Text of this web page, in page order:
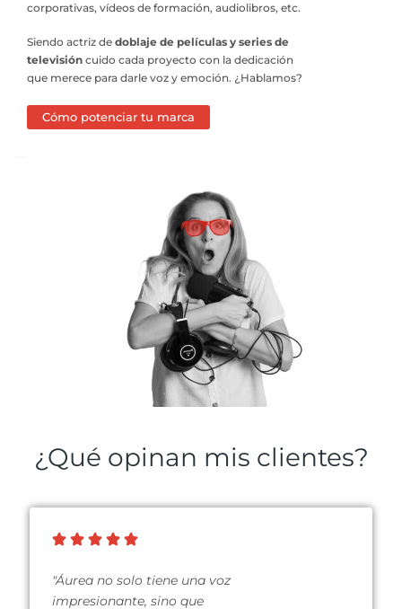
corporativas, vídeos de formación, audiolibros, etc.
Siendo actriz de doblaje de películas y series de
televisión cuido cada proyecto con la dedicación
que merece para darle voz y emoción. ¿Hablamos?
Cómo potenciar tu marca
¿Qué opinan mis clientes?
"Áurea no solo tiene una voz
impresionante, sino que